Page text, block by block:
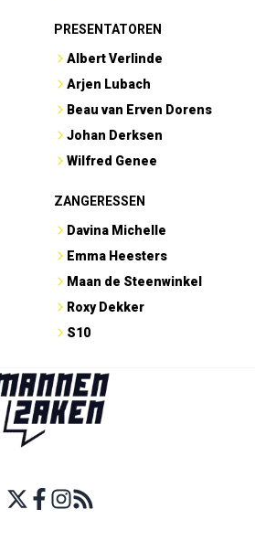
PRESENTATOREN
Albert Verlinde
Arjen Lubach
Beau van Erven Dorens
Johan Derksen
Wilfred Genee
ZANGERESSEN
Davina Michelle
Emma Heesters
Maan de Steenwinkel
Roxy Dekker
S10